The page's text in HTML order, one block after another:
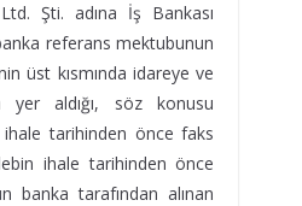
Şti. adına İş Bankası
referans mektubunun
üst kısmında idareye ve
yer aldığı, söz konusu
tarihinden önce faks
ihale tarihinden önce
banka tarafından alınan